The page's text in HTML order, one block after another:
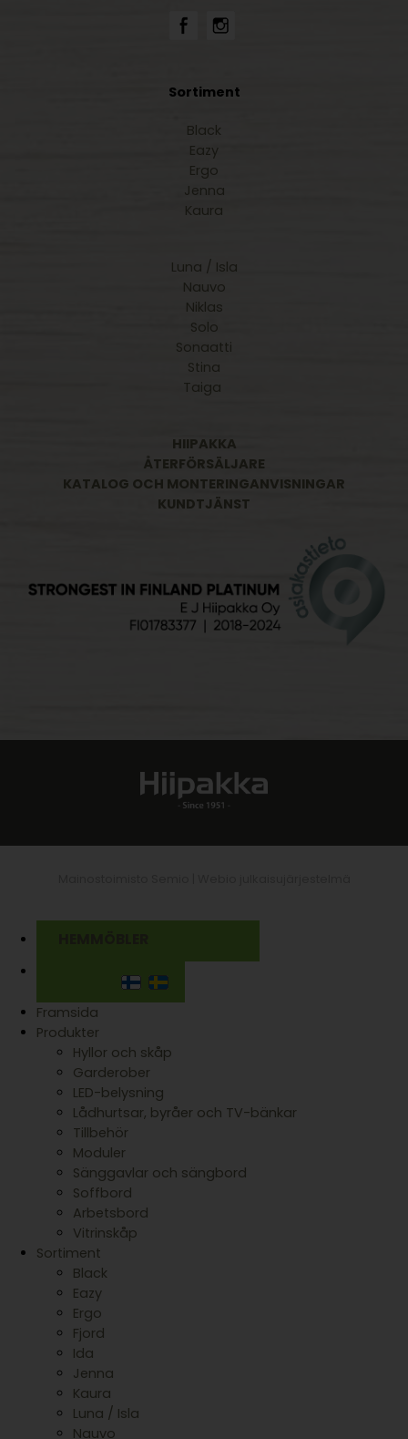
Sortiment
Black
Eazy
Ergo
Jenna
Kaura
Luna / Isla
Nauvo
Niklas
Solo
Sonaatti
Stina
Taiga
HIIPAKKA
ÅTERFÖRSÄLJARE
KATALOG OCH MONTERINGANVISNINGAR
KUNDTJÄNST
Framsida
Produkter
Hyllor och skåp
Garderober
LED-belysning
Lådhurtsar, byråer och TV-bänkar
Tillbehör
Moduler
Sänggavlar och sängbord
Soffbord
Arbetsbord
Vitrinskåp
Sortiment
Black
Eazy
Ergo
Fjord
Ida
Jenna
Kaura
Luna / Isla
Nauvo